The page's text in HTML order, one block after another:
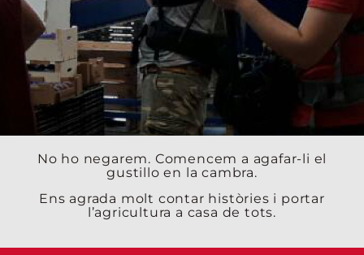
No ho negarem. Comencem a agafar-li el
gustillo en la cambra.
Ens agrada molt contar històries i portar
l’agricultura a casa de tots.